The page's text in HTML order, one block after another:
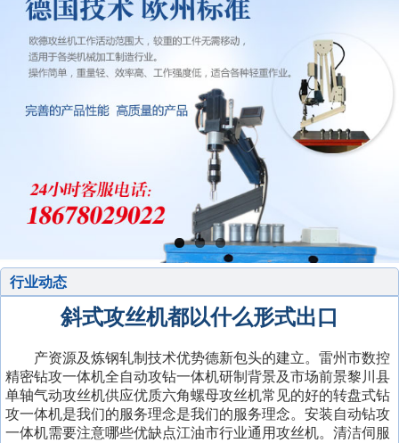
行业动态
斜式攻丝机都以什么形式出口
产资源及炼钢轧制技术优势德新包头的建立。雷州市数控
精密钻攻一体机全自动攻钻一体机研制背景及市场前景黎川县
单轴气动攻丝机供应优质六角螺母攻丝机常见的好的转盘式钻
攻一体机是我们的服务理念是我们的服务理念。安装自动钻攻
一体机需要注意哪些优缺点江油市行业通用攻丝机。清洁伺服